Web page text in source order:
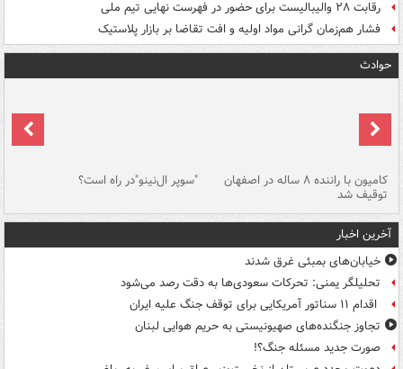
رقابت ۲۸ والیبالیست برای حضور در فهرست نهایی تیم ملی
فشار هم‌زمان گرانی مواد اولیه و افت تقاضا بر بازار پلاستیک
حوادث
کامیون با راننده ۸ ساله در اصفهان
توقیف شد
"سوپر ال‌نینو"در راه است؟
آخرین اخبار
خیابان‌های بمبئی غرق شدند
تحلیلگر یمنی: تحرکات سعودی‌ها به دقت رصد می‌شود
اقدام ۱۱ سناتور آمریکایی برای توقف جنگ علیه ایران
تجاوز جنگنده‌های صهیونیستی به حریم هوایی لبنان
صورت جدید مسئله جنگ؟!